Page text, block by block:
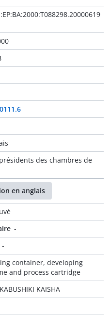
des chambres de
en anglais
-
-
container, developing
and process cartridge
KAISHA